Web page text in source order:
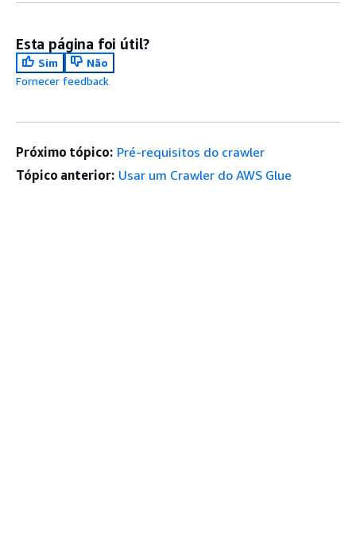
Esta página foi útil?
Sim
Não
Fornecer feedback
Próximo tópico: Pré-requisitos do crawler
Tópico anterior: Usar um Crawler do AWS Glue